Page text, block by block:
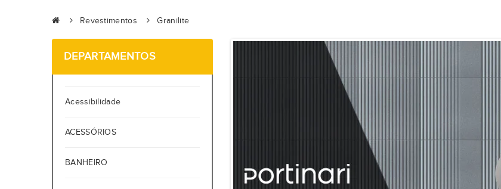
Revestimentos Granilite
DEPARTAMENTOS
Acessibilidade
ACESSÓRIOS
BANHEIRO